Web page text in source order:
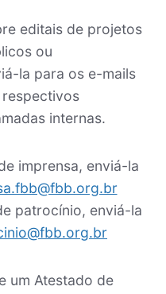
editais de projetos
ou
la para os e-mails
internas.
imprensa, enviá-la
patrocínio, enviá-la
um Atestado de